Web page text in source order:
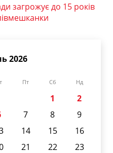
загрожує до 15 років
2026
Пт Сб Нд
1
2
7 8
9
14 15
16
21 22
23